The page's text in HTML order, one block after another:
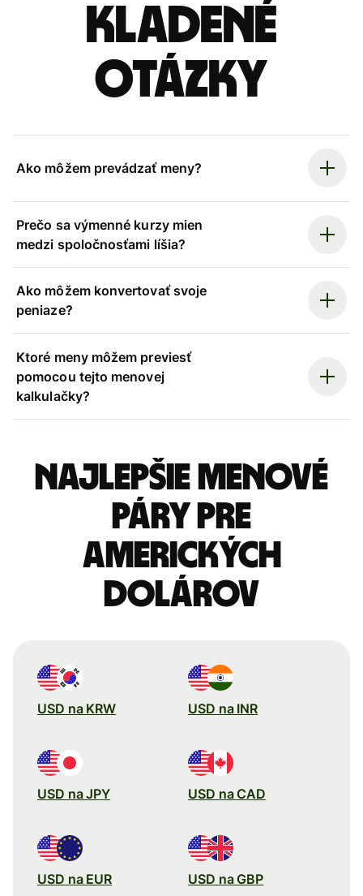
kladené
otázky
Ako môžem prevádzať meny?
Prečo sa výmenné kurzy mien
medzi spoločnosťami líšia?
Ako môžem konvertovať svoje
peniaze?
Ktoré meny môžem previesť
pomocou tejto menovej
kalkulačky?
Najlepšie menové
páry pre
Amerických
dolárov
USD na KRW USD na INR
USD na JPY USD na CAD
USD na EUR USD na GBP